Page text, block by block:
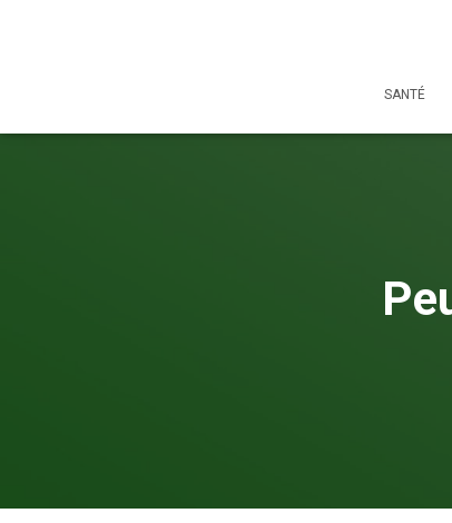
SANTÉ